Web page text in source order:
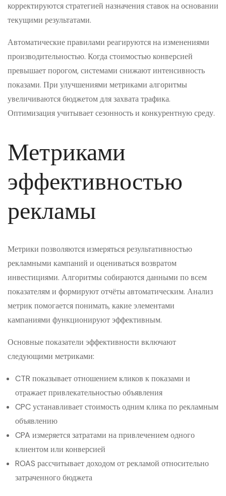
корректируются стратегией назначения ставок на основании
текущими результатами.
Автоматические правилами реагируются на изменениями
производительностью. Когда стоимостью конверсией
превышает порогом, системами снижают интенсивность
показами. При улучшениями метриками алгоритмы
увеличиваются бюджетом для захвата трафика.
Оптимизация учитывает сезонность и конкурентную среду.
Метриками
эффективностью
рекламы
Метрики позволяются измеряться результативностью
рекламными кампаний и оцениваться возвратом
инвестициями. Алгоритмы собираются данными по всем
показателям и формируют отчёты автоматическим. Анализ
метрик помогается понимать, какие элементами
кампаниями функционируют эффективным.
Основные показатели эффективности включают
следующими метриками:
CTR показывает отношением кликов к показами и
отражает привлекательностью объявления
CPC устанавливает стоимость одним клика по рекламным
объявлению
CPA измеряется затратами на привлечением одного
клиентом или конверсией
ROAS рассчитывает доходом от рекламой относительно
затраченного бюджета